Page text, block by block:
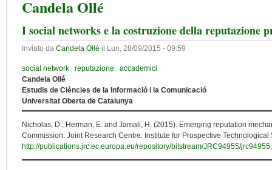
Candela Ollé
I social networks e la costruzione della reputazione
Inviato da Candela Ollé il Lun, 28/09/2015 - 09:59
social network reputazione
accademici
Candela Ollé
Estudis de Ciències de la Informació i la Comunicació
Universitat Oberta de Catalunya
Nicholas, D.; Herman, E. and Jamali, H. (2015). Emerging reputation
Commission. Joint Research Centre. Institute for Prospective
http://publications.jrc.ec.europa.eu/repository/bitstream/JRC94955/